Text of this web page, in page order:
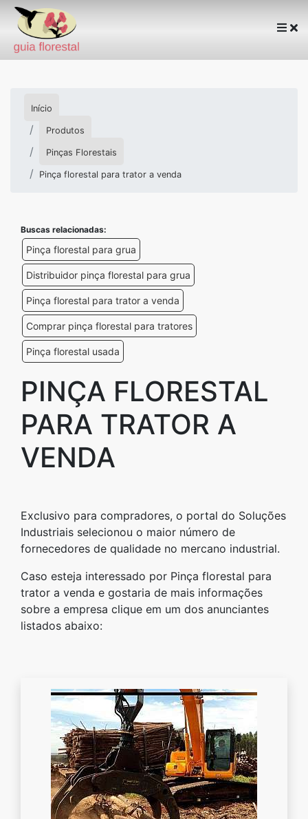
Início
Produtos
Pinças Florestais
Pinça florestal para trator a venda
Buscas relacionadas:
Pinça florestal para grua
Distribuidor pinça florestal para grua
Pinça florestal para trator a venda
Comprar pinça florestal para tratores
Pinça florestal usada
PINÇA FLORESTAL
PARA TRATOR A
VENDA
Exclusivo para compradores, o portal do Soluções
Industriais selecionou o maior número de
fornecedores de qualidade no mercano industrial.
Caso esteja interessado por Pinça florestal para
trator a venda e gostaria de mais informações
sobre a empresa clique em um dos anunciantes
listados abaixo: